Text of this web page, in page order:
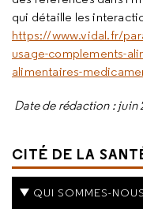
qui détaille les
https://www.vidal.fr/
usage-complements-
alimentaires-
Date de rédaction : juin
CITÉ DE LA
QUI SOMMES-NOUS